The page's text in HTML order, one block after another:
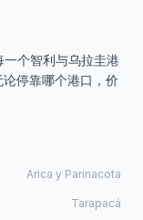
个智利与乌拉圭港
停靠哪个港口，价
Arica y Parinacota
Tarapacá